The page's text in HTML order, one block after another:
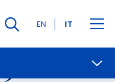
Lingue
EN IT
Contatti
Open